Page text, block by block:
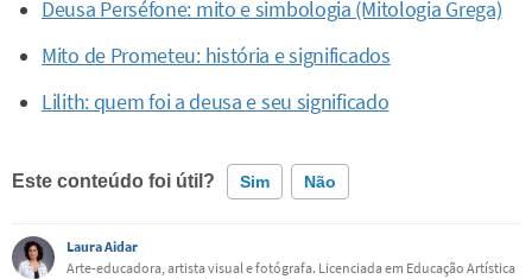
Deusa Perséfone: mito e simbologia (Mitologia Grega)
Mito de Prometeu: história e significados
Lilith: quem foi a deusa e seu significado
Este conteúdo foi útil? Sim Não
Este conteúdo contém informação incorreta
Laura Aidar
Arte-educadora, artista visual e fotógrafa. Licenciada em Educação Artística